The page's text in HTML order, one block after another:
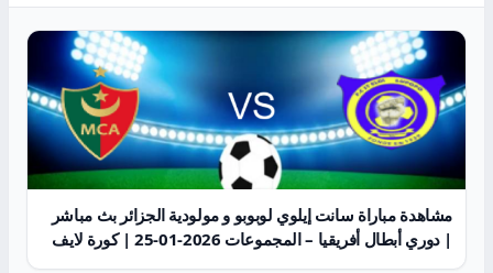
مشاهدة مباراة سانت إيلوي لوبوبو و مولودية الجزائر بث مباشر
| دوري أبطال أفريقيا – المجموعات 2026-01-25 | كورة لايف